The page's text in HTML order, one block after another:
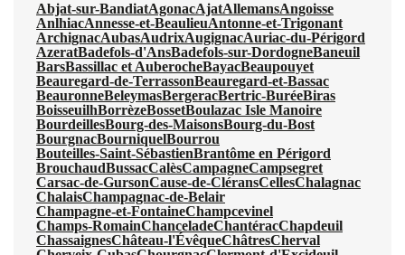
Abjat-sur-BandiatAgonacAjatAllemansAngoisse
AnlhiacAnnesse-et-BeaulieuAntonne-et-Trigonant
ArchignacAubasAudrixAugignacAuriac-du-Périgord
AzeratBadefols-d'AnsBadefols-sur-DordogneBaneuil
BarsBassillac et AuberocheBayacBeaupouyet
Beauregard-de-TerrassonBeauregard-et-Bassac
BeauronneBeleymasBergeracBertric-BuréeBiras
BoisseuilhBorrèzeBossetBoulazac Isle Manoire
BourdeillesBourg-des-MaisonsBourg-du-Bost
BourgnacBourniquelBourrou
Bouteilles-Saint-SébastienBrantôme en Périgord
BrouchaudBussacCalèsCampagneCampsegret
Carsac-de-GursonCause-de-CléransCellesChalagnac
ChalaisChampagnac-de-Belair
Champagne-et-FontaineChampcevinel
Champs-RomainChanceladeChantéracChapdeuil
ChassaignesChâteau-l'ÉvêqueChâtresCherval